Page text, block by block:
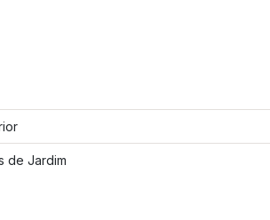
de Jardim